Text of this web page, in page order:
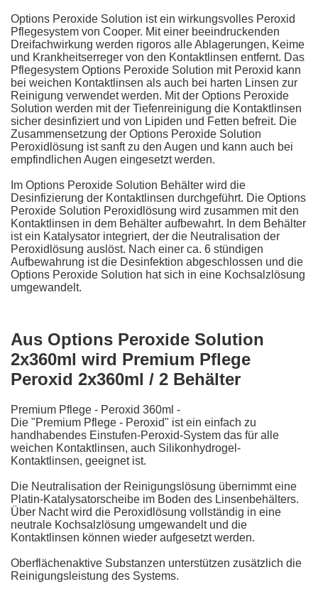
Options Peroxide Solution ist ein wirkungsvolles Peroxid
Pflegesystem von Cooper. Mit einer beeindruckenden
Dreifachwirkung werden rigoros alle Ablagerungen, Keime
und Krankheitserreger von den Kontaktlinsen entfernt. Das
Pflegesystem Options Peroxide Solution mit Peroxid kann
bei weichen Kontaktlinsen als auch bei harten Linsen zur
Reinigung verwendet werden. Mit der Options Peroxide
Solution werden mit der Tiefenreinigung die Kontaktlinsen
sicher desinfiziert und von Lipiden und Fetten befreit. Die
Zusammensetzung der Options Peroxide Solution
Peroxidlösung ist sanft zu den Augen und kann auch bei
empfindlichen Augen eingesetzt werden.
Im Options Peroxide Solution Behälter wird die
Desinfizierung der Kontaktlinsen durchgeführt. Die Options
Peroxide Solution Peroxidlösung wird zusammen mit den
Kontaktlinsen in dem Behälter aufbewahrt. In dem Behälter
ist ein Katalysator integriert, der die Neutralisation der
Peroxidlösung auslöst. Nach einer ca. 6 stündigen
Aufbewahrung ist die Desinfektion abgeschlossen und die
Options Peroxide Solution hat sich in eine Kochsalzlösung
umgewandelt.
Aus Options Peroxide Solution
2x360ml wird Premium Pflege
Peroxid 2x360ml / 2 Behälter
Premium Pflege - Peroxid 360ml -
Die "Premium Pflege - Peroxid" ist ein einfach zu
handhabendes Einstufen-Peroxid-System das für alle
weichen Kontaktlinsen, auch Silikonhydrogel-
Kontaktlinsen, geeignet ist.
Die Neutralisation der Reinigungslösung übernimmt eine
Platin-Katalysatorscheibe im Boden des Linsenbehälters.
Über Nacht wird die Peroxidlösung vollständig in eine
neutrale Kochsalzlösung umgewandelt und die
Kontaktlinsen können wieder aufgesetzt werden.
Oberflächenaktive Substanzen unterstützen zusätzlich die
Reinigungsleistung des Systems.